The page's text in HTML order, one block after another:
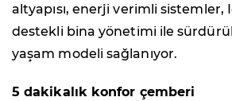
altyapısı, enerji verimli sistemler,
destekli bina yönetimi ile
yaşam modeli sağlanıyor.
5 dakikalık konfor çemberi